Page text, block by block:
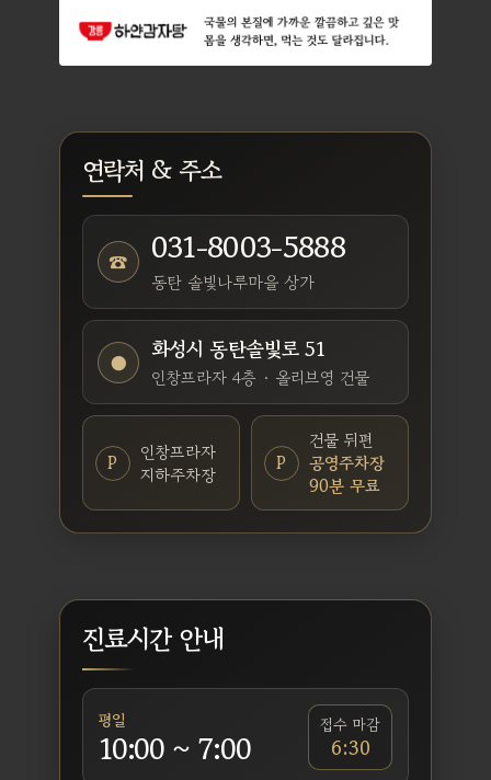
연락처 & 주소
☎ 031-8003-5888
동탄 솔빛나루마을 상가
● 화성시 동탄솔빛로 51
인창프라자 4층 · 올리브영 건물
P
인창프라자
지하주차장
P
건물 뒤편
공영주차장
90분 무료
진료시간 안내
평일
10:00 ~ 7:00
접수 마감
6:30